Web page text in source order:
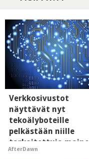
Verkkosivustot
näyttävät nyt
tekoälyboteille
pelkästään niille
tarkoitettuja
- vaikuttaa tekoälyn
AfterDawn